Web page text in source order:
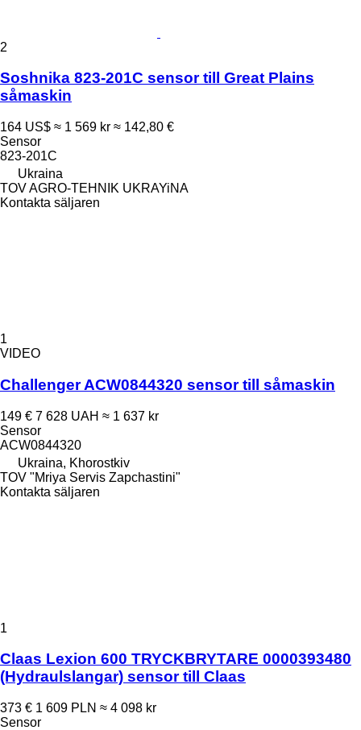
2
Soshnika 823-201C sensor till Great Plains
såmaskin
164 US$ ≈ 1 569 kr ≈ 142,80 €
Sensor
823-201C
Ukraina
TOV AGRO-TEHNIK UKRAYiNA
Kontakta säljaren
1
VIDEO
Challenger ACW0844320 sensor till såmaskin
149 € 7 628 UAH ≈ 1 637 kr
Sensor
ACW0844320
Ukraina, Khorostkiv
TOV "Mriya Servis Zapchastini"
Kontakta säljaren
1
Claas Lexion 600 TRYCKBRYTARE 0000393480
(Hydraulslangar) sensor till Claas
373 € 1 609 PLN ≈ 4 098 kr
Sensor